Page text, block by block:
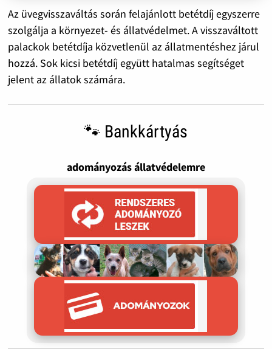
Az üvegvisszaváltás során felajánlott betétdíj egyszerre
szolgálja a környezet- és állatvédelmet. A visszaváltott
palackok betétdíja közvetlenül az állatmentéshez járul
hozzá. Sok kicsi betétdíj együtt hatalmas segítséget
jelent az állatok számára.
🐾 Bankkártyás
adományozás állatvédelemre